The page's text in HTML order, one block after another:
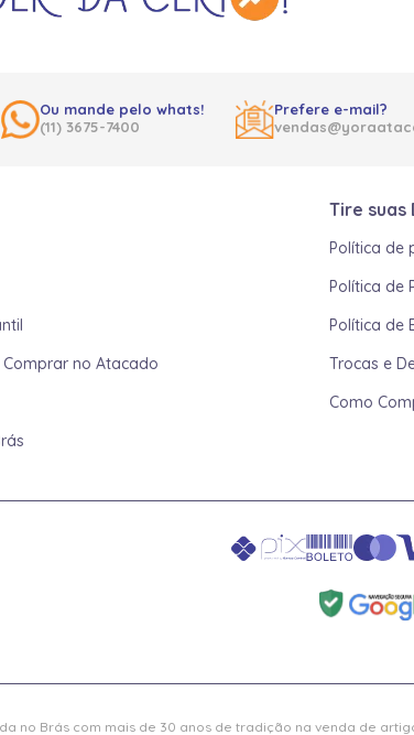
Ou mande pelo whats!
(11) 3675-7400
Prefere e-mail?
no Atacado
Tire suas
Política de
Política de
Política de
Trocas e
Como
no Brás com mais de 30 anos de tradição na venda de